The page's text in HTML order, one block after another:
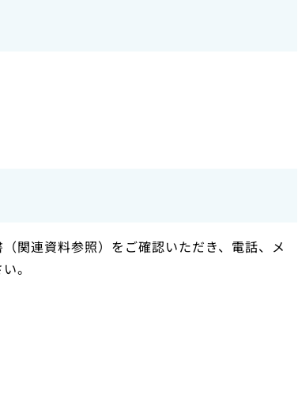
関連資料参照）をご確認いただき、電話、メ
。